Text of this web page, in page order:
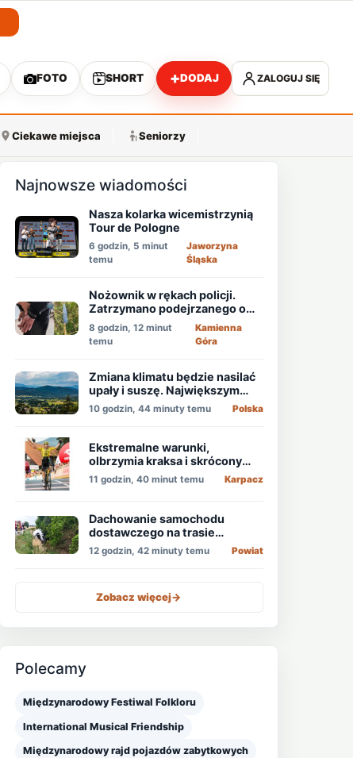
FOTO SHORT +DODAJ ZALOGUJ SIĘ
Ciekawe miejsca Seniorzy
Najnowsze wiadomości
Nasza kolarka wicemistrzynią
Tour de Pologne
6 godzin, 5 minut
temu
Jaworzyna
Śląska
Nożownik w rękach policji.
Zatrzymano podejrzanego o
usiłowanie zabójstwa!
8 godzin, 12 minut
temu
Kamienna
Góra
Zmiana klimatu będzie nasilać
upały i suszę. Największym
zagrożeniem jest niedobór
wody
10 godzin, 44 minuty temu Polska
Ekstremalne warunki,
olbrzymia kraksa i skrócony
etap, który padł łupem
Holendra!
11 godzin, 40 minut temu Karpacz
Dachowanie samochodu
dostawczego na trasie
Świdnica - Wrocław
12 godzin, 42 minuty temu Powiat
Zobacz więcej->
Polecamy
Międzynarodowy Festiwal Folkloru
International Musical Friendship
Międzynarodowy rajd pojazdów zabytkowych